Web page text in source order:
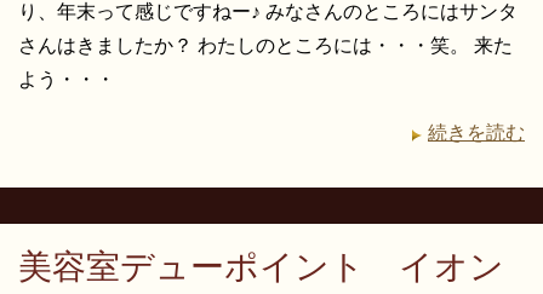
り、年末って感じですねー♪ みなさんのところにはサンタ
さんはきましたか？ わたしのところには・・・笑。 来た
よう・・・
続きを読む
美容室デューポイント イオン